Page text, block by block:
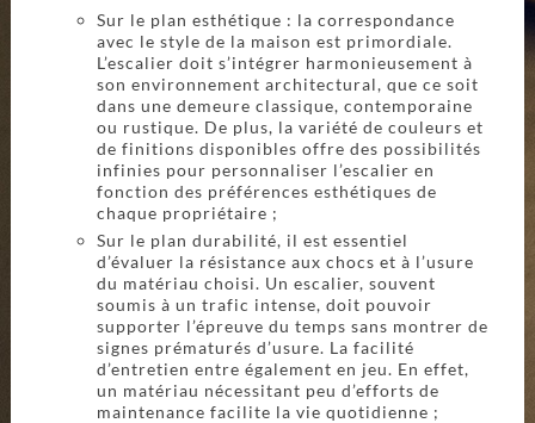
Sur le plan esthétique : la correspondance
avec le style de la maison est primordiale.
L’escalier doit s’intégrer harmonieusement à
son environnement architectural, que ce soit
dans une demeure classique, contemporaine
ou rustique. De plus, la variété de couleurs et
de finitions disponibles offre des possibilités
infinies pour personnaliser l’escalier en
fonction des préférences esthétiques de
chaque propriétaire ;
Sur le plan durabilité, il est essentiel
d’évaluer la résistance aux chocs et à l’usure
du matériau choisi. Un escalier, souvent
soumis à un trafic intense, doit pouvoir
supporter l’épreuve du temps sans montrer de
signes prématurés d’usure. La facilité
d’entretien entre également en jeu. En effet,
un matériau nécessitant peu d’efforts de
maintenance facilite la vie quotidienne ;